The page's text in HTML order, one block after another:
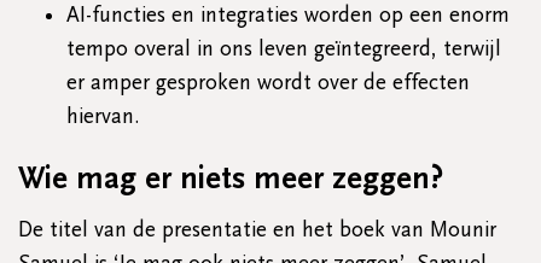
AI-functies en integraties worden op een enorm
tempo overal in ons leven geïntegreerd, terwijl
er amper gesproken wordt over de effecten
hiervan.
Wie mag er niets meer zeggen?
De titel van de presentatie en het boek van Mounir